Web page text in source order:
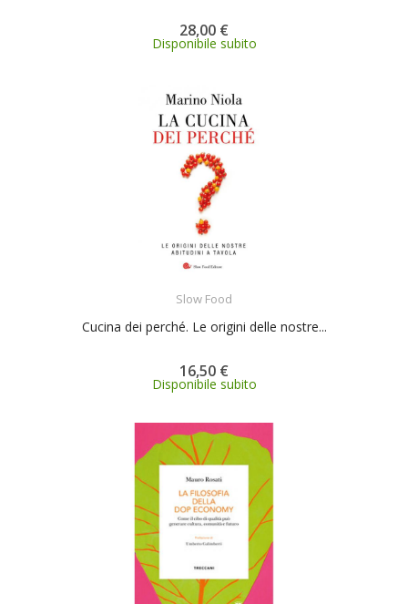
28,00 €
Disponibile subito
Slow Food
Cucina dei perché. Le origini delle nostre...
16,50 €
Disponibile subito